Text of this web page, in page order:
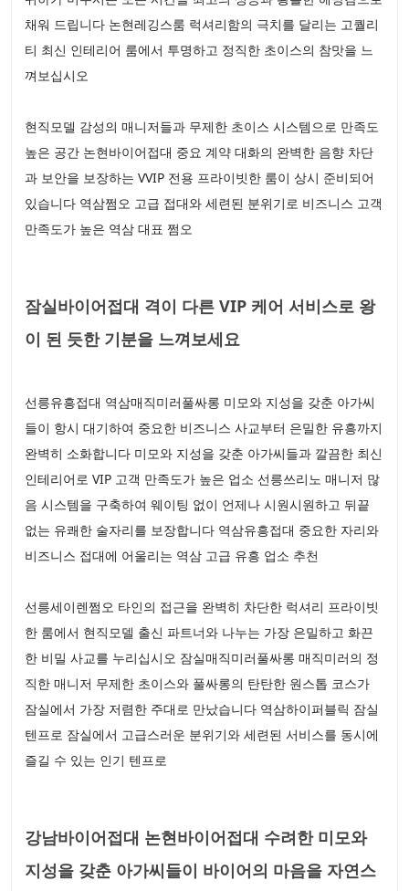
채워 드립니다 논현레깅스룸 럭셔리함의 극치를 달리는 고퀄리
티 최신 인테리어 룸에서 투명하고 정직한 초이스의 참맛을 느
껴보십시오
현직모델 감성의 매니저들과 무제한 초이스 시스템으로 만족도
높은 공간 논현바이어접대 중요 계약 대화의 완벽한 음향 차단
과 보안을 보장하는 VVIP 전용 프라이빗한 룸이 상시 준비되어
있습니다 역삼쩜오 고급 접대와 세련된 분위기로 비즈니스 고객
만족도가 높은 역삼 대표 쩜오
잠실바이어접대 격이 다른 VIP 케어 서비스로 왕
이 된 듯한 기분을 느껴보세요
선릉유흥접대 역삼매직미러풀싸롱 미모와 지성을 갖춘 아가씨
들이 항시 대기하여 중요한 비즈니스 사교부터 은밀한 유흥까지
완벽히 소화합니다 미모와 지성을 갖춘 아가씨들과 깔끔한 최신
인테리어로 VIP 고객 만족도가 높은 업소 선릉쓰리노 매니저 많
음 시스템을 구축하여 웨이팅 없이 언제나 시원시원하고 뒤끝
없는 유쾌한 술자리를 보장합니다 역삼유흥접대 중요한 자리와
비즈니스 접대에 어울리는 역삼 고급 유흥 업소 추천
선릉세이렌쩜오 타인의 접근을 완벽히 차단한 럭셔리 프라이빗
한 룸에서 현직모델 출신 파트너와 나누는 가장 은밀하고 화끈
한 비밀 사교를 누리십시오 잠실매직미러풀싸롱 매직미러의 정
직한 매니저 무제한 초이스와 풀싸롱의 탄탄한 원스톱 코스가
잠실에서 가장 저렴한 주대로 만났습니다 역삼하이퍼블릭 잠실
텐프로 잠실에서 고급스러운 분위기와 세련된 서비스를 동시에
즐길 수 있는 인기 텐프로
강남바이어접대 논현바이어접대 수려한 미모와
지성을 갖춘 아가씨들이 바이어의 마음을 자연스